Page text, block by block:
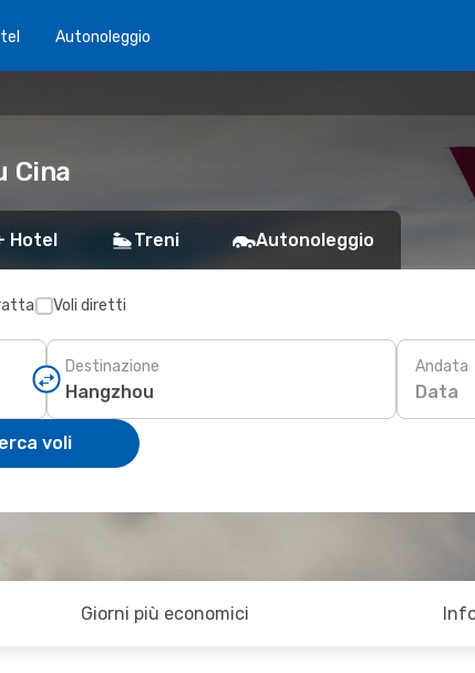
Autonoleggio
Cina
Hotel Treni Autonoleggio
Voli diretti
Destinazione Andata
Data
voli
Giorni più economici